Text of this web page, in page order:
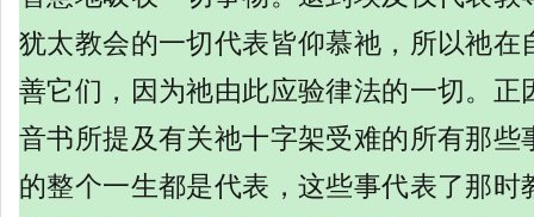
犹太教会的一切代表皆仰慕祂，所以祂在
善它们，因为祂由此应验律法的一切。正
音书所提及有关祂十字架受难的所有那些
的整个一生都是代表，这些事代表了那时